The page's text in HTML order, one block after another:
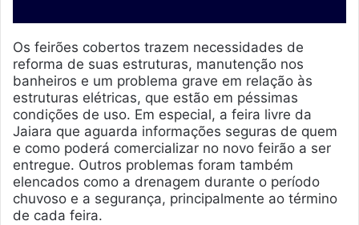
Os feirões cobertos trazem necessidades de
reforma de suas estruturas, manutenção nos
banheiros e um problema grave em relação às
estruturas elétricas, que estão em péssimas
condições de uso. Em especial, a feira livre da
Jaiara que aguarda informações seguras de quem
e como poderá comercializar no novo feirão a ser
entregue. Outros problemas foram também
elencados como a drenagem durante o período
chuvoso e a segurança, principalmente ao término
de cada feira.